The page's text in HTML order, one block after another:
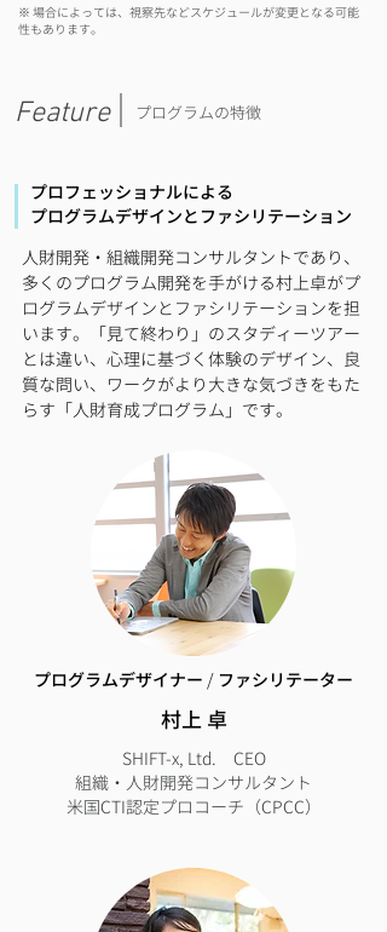
※ 場合によっては、視察先などスケジュールが変更となる可能
性もあります。
プロフェッショナルによる
プログラムデザインと​ファシリテーション
人財開発・組織開発コンサルタントであり、
多くのプログラム開発を手がける村上卓がプ
ログラムデザインとファシリテーションを担
います。「見て終わり」のスタディーツアー
とは違い、心理に基づく体験のデザイン、良
質な問い、ワークがより大きな気づきをもた
らす「人財育成プログラム」です。
Feature ​プログラムの特徴
プログラムデザイナー / ファシリテーター
​村上 卓
SHIFT-x, Ltd. CEO
組織・人財開発コンサルタント
米国CTI認定プロコーチ（CPCC）